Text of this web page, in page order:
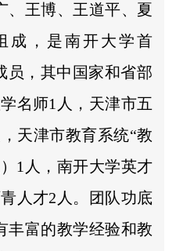
、王博、王道平、夏
成，是南开大学首
员，其中国家和省部
名师1人，天津市五
天津市教育系统“教
1人，南开大学英才
人才2人。团队功底
丰富的教学经验和教